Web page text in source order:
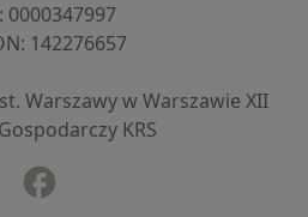
⁠0000347997
⁠142276657
Warszawy w Warszawie XII
KRS